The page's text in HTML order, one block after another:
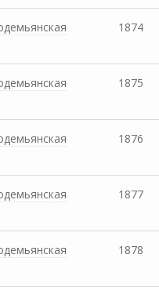
1874
1875
1876
1877
1878